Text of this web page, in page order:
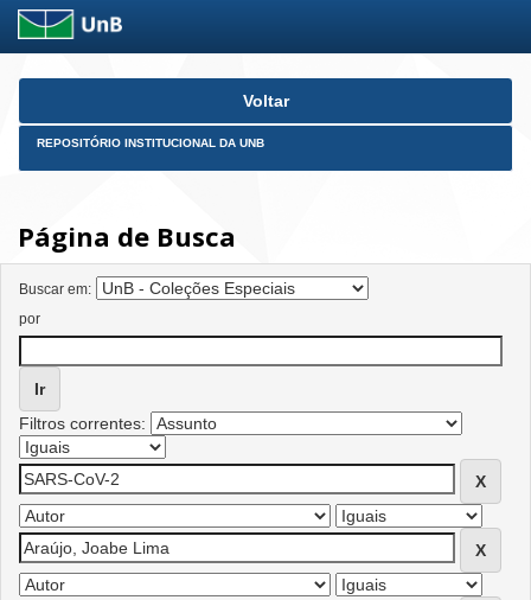
Skip
Voltar
REPOSITÓRIO INSTITUCIONAL DA UNB
Página de Busca
Buscar em:
por
Filtros correntes: